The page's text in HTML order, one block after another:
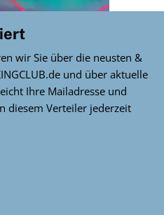
wir Sie über die neusten &
und über aktuelle
Ihre Mailadresse und
diesem Verteiler jederzeit